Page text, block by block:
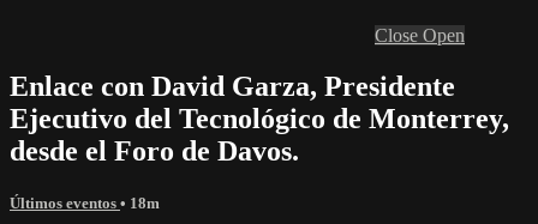
Close Open
Enlace con David Garza, Presidente
Ejecutivo del Tecnológico de Monterrey,
desde el Foro de Davos.
Últimos eventos • 18m